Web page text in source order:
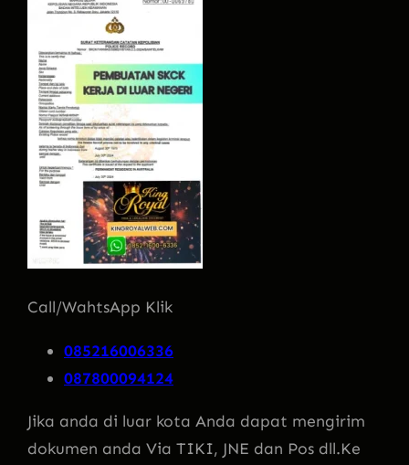
Call/WahtsApp Klik
085216006336
087800094124
Jika anda di luar kota Anda dapat mengirim
dokumen anda Via TIKI, JNE dan Pos dll.Ke